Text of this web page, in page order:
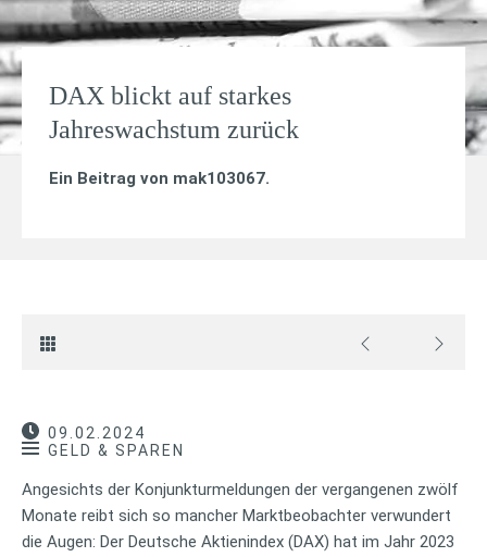
DAX blickt auf starkes
Jahreswachstum zurück
Ein Beitrag von mak103067.
09.02.2024
GELD & SPAREN
Angesichts der Konjunkturmeldungen der vergangenen zwölf
Monate reibt sich so mancher Marktbeobachter verwundert
die Augen: Der Deutsche Aktienindex (DAX) hat im Jahr 2023